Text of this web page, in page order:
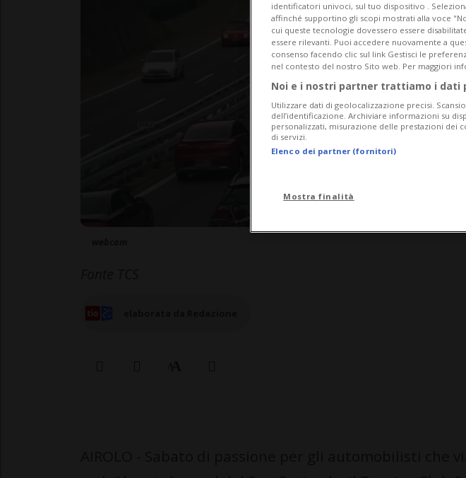
identificatori univoci, sul tuo dispositivo .
affinché supportino gli scopi mostrati alla voce
cui queste tecnologie dovessero essere
essere rilevanti. Puoi accedere nuovamente a
consenso facendo clic sul link Gestisci le
nel contesto del nostro Sito web. Per maggiori
Noi e i nostri partner trattiamo i dati
Utilizzare dati di geolocalizzazione precisi.
dell’identificazione. Archiviare informazioni su
personalizzati, misurazione delle prestazioni dei
di servizi.
Elenco dei partner (fornitori)
Mostra finalità